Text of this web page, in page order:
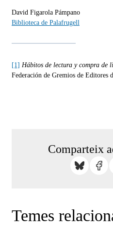
David Figarola Pámpano
Biblioteca de Palafrugell
[1] Hábitos de lectura y compra de
Federación de Gremios de Editores
Comparteix
Temes